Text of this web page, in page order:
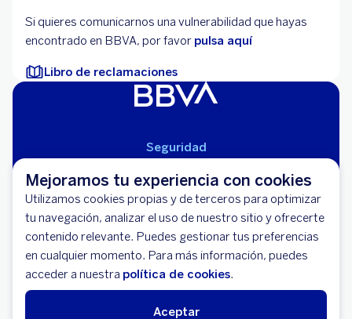
Mejoramos tu experiencia con cookies
Utilizamos cookies propias y de terceros para optimizar
tu navegación, analizar el uso de nuestro sitio y ofrecerte
contenido relevante. Puedes gestionar tus preferencias
en cualquier momento. Para más información, puedes
acceder a nuestra política de cookies.
Aceptar
Si quieres comunicarnos una vulnerabilidad que hayas
encontrado en BBVA, por favor pulsa aquí
Libro de reclamaciones
Seguridad
Cláusulas Generales de Contratación
Mapa del Sitio
Libro de Reclamaciones
Llámanos (01) 595-0000
Banco BBVA Perú - RUC 20100130204
Av. República de Panamá 3055 - San Isidro